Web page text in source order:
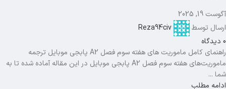
آگوست 19, 2025
ارسال توسط
Reza94civ
0 دیدگاه
راهنمای کامل ماموریت های هفته سوم فصل A2 پابجی موبایل ترجمه
ماموریت‌های هفته سوم فصل A2 پابجی موبایل در این مقاله آماده شده تا به
شما ...
ادامه مطلب